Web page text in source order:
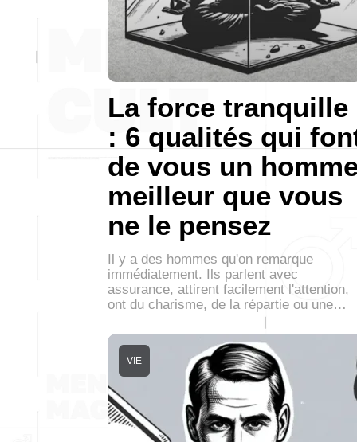
La force tranquille
: 6 qualités qui
de vous un
meilleur que vous
ne le pensez
Il y a des hommes qu'on remarque
immédiatement. Ils parlent avec
assurance, attirent facilement l'attention,
ont du charisme, de la répartie ou une…
VIE